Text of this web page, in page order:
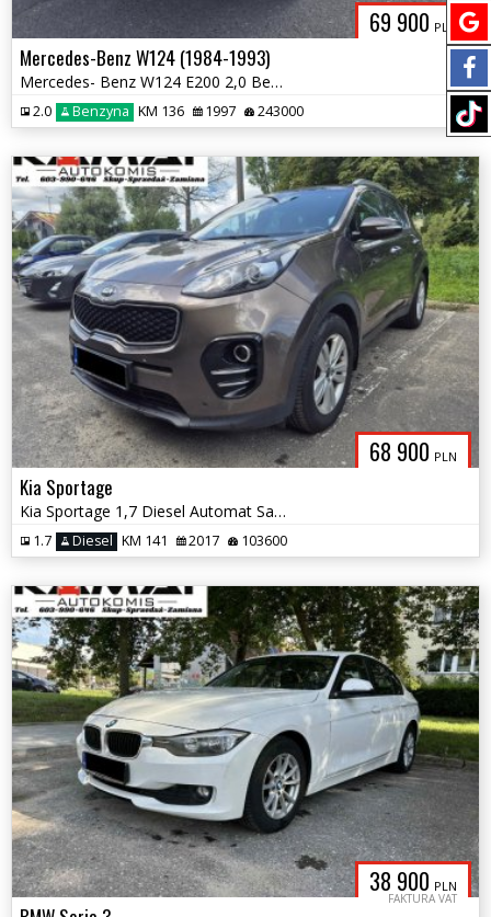
69 900 PLN
Mercedes-Benz W124 (1984-1993)
Mercedes- Benz W124 E200 2,0 Benzyna Zadbany Kabriolet Zamiana
2.0 Benzyna KM 136 1997 243000
68 900 PLN
Kia Sportage
Kia Sportage 1,7 Diesel Automat Salon Pl 1-szy właściciel Zamiana
1.7 Diesel KM 141 2017 103600
38 900 PLN
FAKTURA VAT